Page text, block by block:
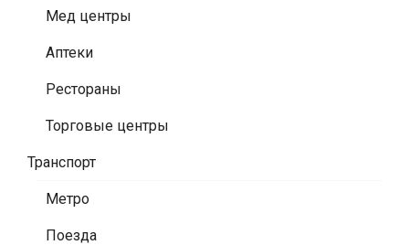
Мед центры
Аптеки
Рестораны
Торговые центры
Транспорт
Метро
Поезда